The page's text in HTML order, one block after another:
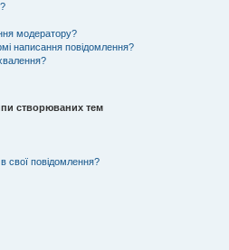
модератору?
написання повідомлення?
створюваних тем
свої повідомлення?